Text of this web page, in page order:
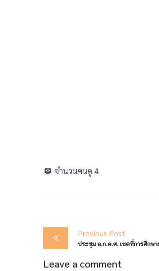
จำนวนคนดู 4
Post
navigation
Previous Post
ประชุม อ.ก.ค.ศ. เขตที่การศึกษ
Leave a comment